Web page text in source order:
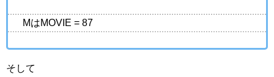
MはMOVIE = 87
そして